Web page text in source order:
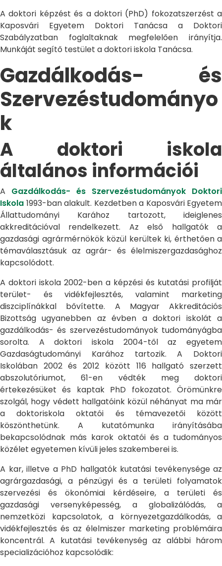
A doktori képzést és a doktori (PhD) fokozatszerzést a
Kaposvári Egyetem Doktori Tanácsa a Doktori
Szabályzatban foglaltaknak megfelelően irányítja.
Munkáját segítő testület a doktori iskola Tanácsa.
Gazdálkodás- és
Szervezéstudományo
k
A doktori iskola
általános információi
A Gazdálkodás- és Szervezéstudományok Doktori
Iskola 1993-ban alakult. Kezdetben a Kaposvári Egyetem
Állattudományi Karához tartozott, ideiglenes
akkreditációval rendelkezett. Az első hallgatók a
gazdasági agrármérnökök közül kerültek ki, érthetően a
témaválasztásuk az agrár- és élelmiszergazdasághoz
kapcsolódott.
A doktori iskola 2002-ben a képzési és kutatási profilját
terület- és vidékfejlesztés, valamint marketing
diszciplínákkal bővítette. A Magyar Akkreditációs
Bizottság ugyanebben az évben a doktori iskolát a
gazdálkodás- és szervezéstudományok tudományágba
sorolta. A doktori iskola 2004-től az egyetem
Gazdaságtudományi Karához tartozik. A Doktori
Iskolában 2002 és 2012 között 116 hallgató szerzett
abszolutóriumot, 61-en védték meg doktori
értekezésüket és kaptak PhD fokozatot. Örömünkre
szolgál, hogy védett hallgatóink közül néhányat ma már
a doktoriskola oktatói és témavezetői között
köszönthetünk. A kutatómunka irányításába
bekapcsolódnak más karok oktatói és a tudományos
közélet egyetemen kívüli jeles szakemberei is.
A kar, illetve a PhD hallgatók kutatási tevékenysége az
agrárgazdasági, a pénzügyi és a területi folyamatok
szervezési és ökonómiai kérdéseire, a területi és
gazdasági versenyképesség, a globalizálódás, a
nemzetközi kapcsolatok, a környezetgazdálkodás, a
vidékfejlesztés és az élelmiszer marketing problémáira
koncentrál. A kutatási tevékenység az alábbi három
specializációhoz kapcsolódik: